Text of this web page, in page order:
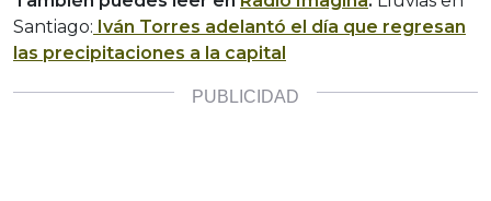
Santiago: Iván Torres adelantó el día que regresan
las precipitaciones a la capital